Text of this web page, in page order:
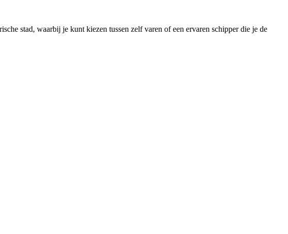
stad, waarbij je kunt kiezen tussen zelf varen of een ervaren schipper die je de